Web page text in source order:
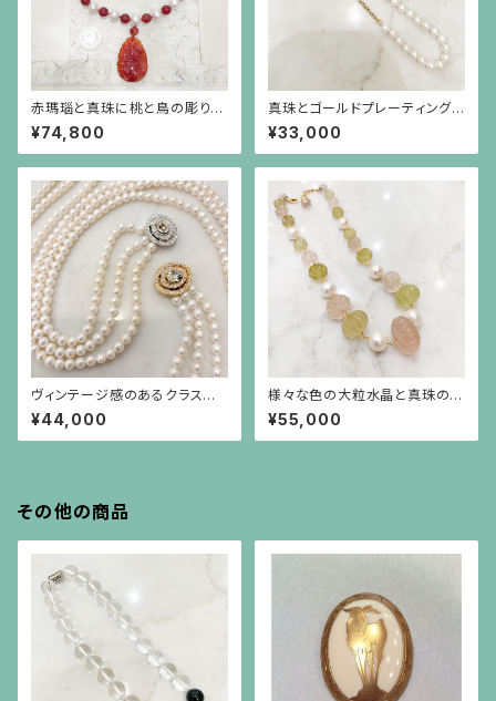
赤瑪瑙と真珠に桃と鳥の彫りの
赤瑪瑙が揺れるネックレス
¥74,800
真珠とゴールドプレーティングを
したシルバーチェーンのネックレ
ス
¥33,000
ヴィンテージ感のあるクラスプ
のパール3連ネックレス
¥44,000
様々な色の大粒水晶と真珠のシ
ョートステーションネックレス
¥55,000
その他の商品